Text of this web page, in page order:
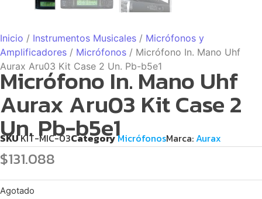
Inicio / Instrumentos Musicales / Micrófonos y
Amplificadores / Micrófonos / Micrófono In. Mano Uhf
Aurax Aru03 Kit Case 2 Un. Pb-b5e1
Micrófono In. Mano Uhf
Aurax Aru03 Kit Case 2
Un. Pb-b5e1
SKUKIT-MIC-03CategoryMicrófonosMarca:Aurax
$131.088
Agotado